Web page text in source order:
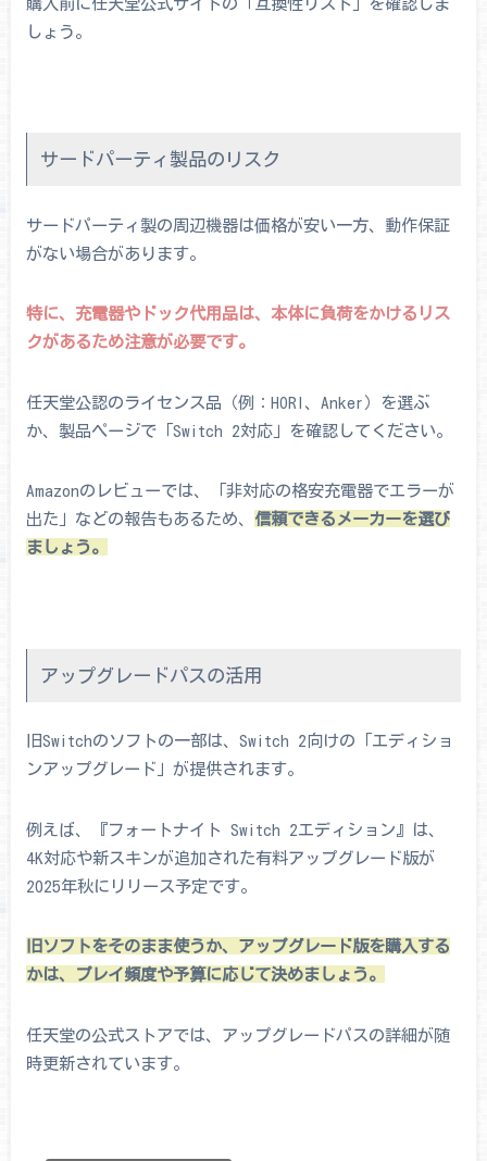
しょう。
サードパーティ製品のリスク
サードパーティ製の周辺機器は価格が安い一方、動作保証
がない場合があります。
特に、充電器やドック代用品は、本体に負荷をかけるリス
クがあるため注意が必要です。
任天堂公認のライセンス品（例：HORI、Anker）を選ぶ
か、製品ページで「Switch 2対応」を確認してください。
Amazonのレビューでは、「非対応の格安充電器でエラーが
出た」などの報告もあるため、 信頼できるメーカーを選び
ましょう。
アップグレードパスの活用
旧Switchのソフトの一部は、Switch 2向けの「エディショ
ンアップグレード」が提供されます。
例えば、『フォートナイト Switch 2エディション』は、
4K対応や新スキンが追加された有料アップグレード版が
2025年秋にリリース予定です。
旧ソフトをそのまま使うか、アップグレード版を購入する
かは、プレイ頻度や予算に応じて決めましょう。
任天堂の公式ストアでは、アップグレードパスの詳細が随
時更新されています。